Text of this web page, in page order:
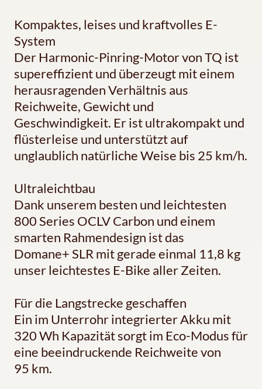
Kompaktes, leises und kraftvolles E-
System
Der Harmonic-Pinring-Motor von TQ ist
supereffizient und überzeugt mit einem
herausragenden Verhältnis aus
Reichweite, Gewicht und
Geschwindigkeit. Er ist ultrakompakt und
flüsterleise und unterstützt auf
unglaublich natürliche Weise bis 25 km/h.
Ultraleichtbau
Dank unserem besten und leichtesten
800 Series OCLV Carbon und einem
smarten Rahmendesign ist das
Domane+ SLR mit gerade einmal 11,8 kg
unser leichtestes E-Bike aller Zeiten.
Für die Langstrecke geschaffen
Ein im Unterrohr integrierter Akku mit
320 Wh Kapazität sorgt im Eco-Modus für
eine beeindruckende Reichweite von
95 km.